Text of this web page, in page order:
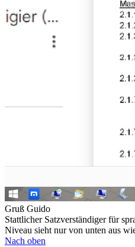
Gruß Guido
Stattlicher Satzverständiger für
Niveau sieht nur von unten aus
Nach oben